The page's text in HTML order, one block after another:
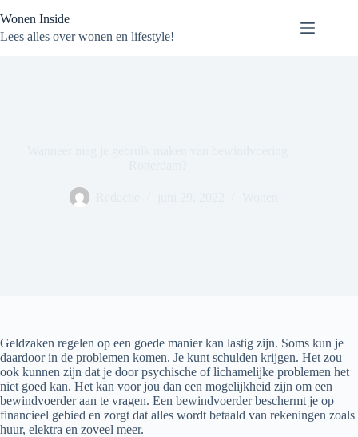
naar
de
Wonen Inside
Lees alles over wonen en lifestyle!
Geldzaken regelen op een goede manier kan lastig zijn. Soms kun je
daardoor in de problemen komen. Je kunt schulden krijgen. Het zou
ook kunnen zijn dat je door psychische of lichamelijke problemen het
niet goed kan. Het kan voor jou dan een mogelijkheid zijn om een
bewindvoerder aan te vragen. Een bewindvoerder beschermt je op
financieel gebied en zorgt dat alles wordt betaald van rekeningen zoals
huur, elektra en zoveel meer.